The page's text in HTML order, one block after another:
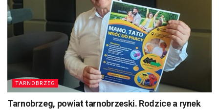
TARNOBRZEG
Tarnobrzeg, powiat tarnobrzeski. Rodzice a rynek